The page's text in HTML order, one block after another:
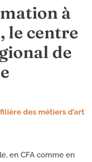
à
le centre
de
des métiers d’art
en CFA comme en